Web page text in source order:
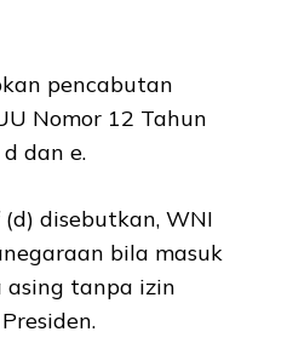
pencabutan
Nomor 12 Tahun
dan e.
disebutkan, WNI
bila masuk
tanpa izin